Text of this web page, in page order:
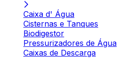
Caixa d' Água
Cisternas e Tanques
Biodigestor
Pressurizadores de Água
Caixas de Descarga